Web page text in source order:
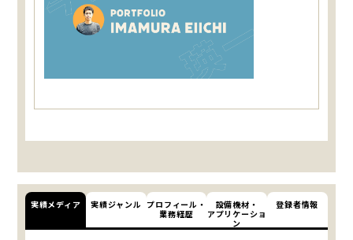
実績メディア 実績ジャンル プロフィール・
業務経歴
設備機材・
アプリケーショ
ン
登録者情報